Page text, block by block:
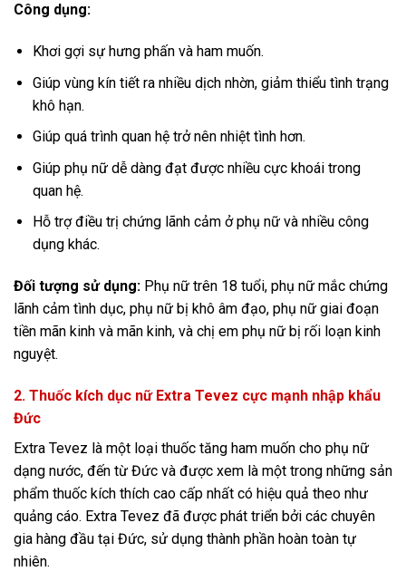
Công dụng:
Khơi gợi sự hưng phấn và ham muốn.
Giúp vùng kín tiết ra nhiều dịch nhờn, giảm thiểu tình trạng
khô hạn.
Giúp quá trình quan hệ trở nên nhiệt tình hơn.
Giúp phụ nữ dễ dàng đạt được nhiều cực khoái trong
quan hệ.
Hỗ trợ điều trị chứng lãnh cảm ở phụ nữ và nhiều công
dụng khác.
Đối tượng sử dụng: Phụ nữ trên 18 tuổi, phụ nữ mắc chứng
lãnh cảm tình dục, phụ nữ bị khô âm đạo, phụ nữ giai đoạn
tiền mãn kinh và mãn kinh, và chị em phụ nữ bị rối loạn kinh
nguyệt.
2. Thuốc kích dục nữ Extra Tevez cực mạnh nhập khẩu
Đức
Extra Tevez là một loại thuốc tăng ham muốn cho phụ nữ
dạng nước, đến từ Đức và được xem là một trong những sản
phẩm thuốc kích thích cao cấp nhất có hiệu quả theo như
quảng cáo. Extra Tevez đã được phát triển bởi các chuyên
gia hàng đầu tại Đức, sử dụng thành phần hoàn toàn tự
nhiên.